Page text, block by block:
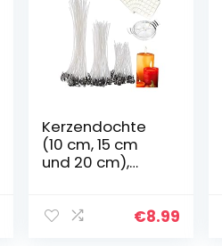
Kerzendochte
(10 cm, 15 cm
und 20 cm),
doppelseitigen
€8.99